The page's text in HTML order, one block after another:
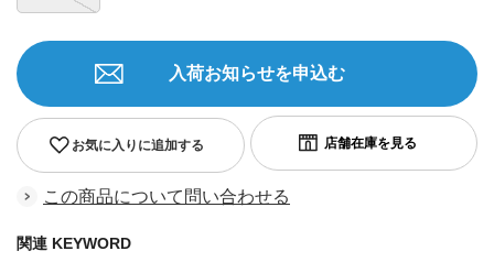
お気に入りに追加する
入荷お知らせを申込む
この商品について問い合わせる
関連 KEYWORD